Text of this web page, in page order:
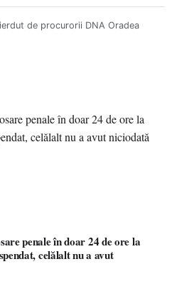
de procurorii DNA Oradea
penale în doar 24 de ore la
celălalt nu a avut